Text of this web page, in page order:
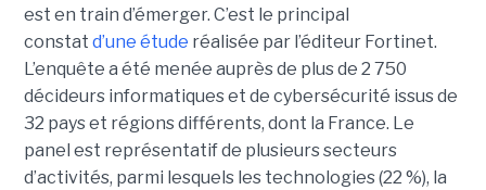
est en train d’émerger. C’est le principal
constat d’une étude réalisée par l’éditeur Fortinet.
L’enquête a été menée auprès de plus de 2 750
décideurs informatiques et de cybersécurité issus de
32 pays et régions différents, dont la France. Le
panel est représentatif de plusieurs secteurs
d’activités, parmi lesquels les technologies (22 %), la